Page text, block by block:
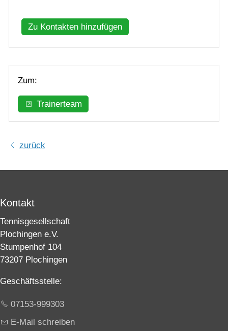
Zu Kontakten hinzufügen
Zum:
Trainerteam
zurück
Kontakt
Tennisgesellschaft
Plochingen e.V.
Stumpenhof 104
73207 Plochingen
Geschäftsstelle:
07153-999303
E-Mail schreiben